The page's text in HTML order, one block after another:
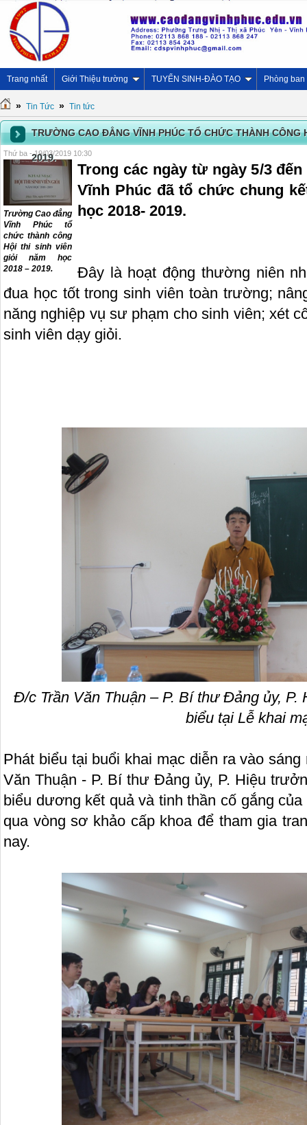
Trang nhất Giới Thiệu trường TUYỂN SINH-ĐÀO TẠO Phòng ban
» Tin Tức » Tin tức
TRƯỜNG CAO ĐẲNG VĨNH PHÚC TỔ CHỨC THÀNH CÔNG
2019.
Thứ ba - 19/03/2019 10:30
Trường Cao đẳng
Vĩnh Phúc tổ
chức thành công
Hội thi sinh viên
giỏi năm học
2018 – 2019.
Trong các ngày từ ngày 5/3
Vĩnh Phúc đã tổ chức chung
học 2018- 2019.
Đây là hoạt động thường niên
đua học tốt trong sinh viên toàn trường;
năng nghiệp vụ sư phạm cho sinh viên; xét
sinh viên dạy giỏi.
Đ/c Trần Văn Thuận – P. Bí thư Đảng ủy,
biểu tại Lễ khai
Phát biểu tại buổi khai mạc diễn ra vào
Văn Thuận - P. Bí thư Đảng ủy, P. Hiệu
biểu dương kết quả và tinh thần cố gắng
qua vòng sơ khảo cấp khoa để tham gia
nay.